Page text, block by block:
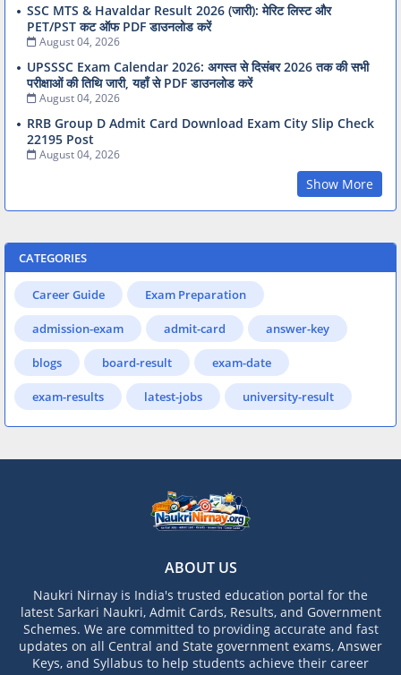
SSC MTS & Havaldar Result 2026 (जारी): मेरिट लिस्ट और
PET/PST कट ऑफ PDF डाउनलोड करें
August 04, 2026
UPSSSC Exam Calendar 2026: अगस्त से दिसंबर 2026 तक की सभी
परीक्षाओं की तिथि जारी, यहाँ से PDF डाउनलोड करें
August 04, 2026
RRB Group D Admit Card Download Exam City Slip Check
22195 Post
August 04, 2026
Show More
CATEGORIES
Career Guide Exam Preparation
admission-exam admit-card answer-key
blogs board-result exam-date
exam-results latest-jobs university-result
ABOUT US
Naukri Nirnay is India's trusted education portal for the
latest Sarkari Naukri, Admit Cards, Results, and Government
Schemes. We are committed to providing accurate and fast
updates on all Central and State government exams, Answer
Keys, and Syllabus to help students achieve their career